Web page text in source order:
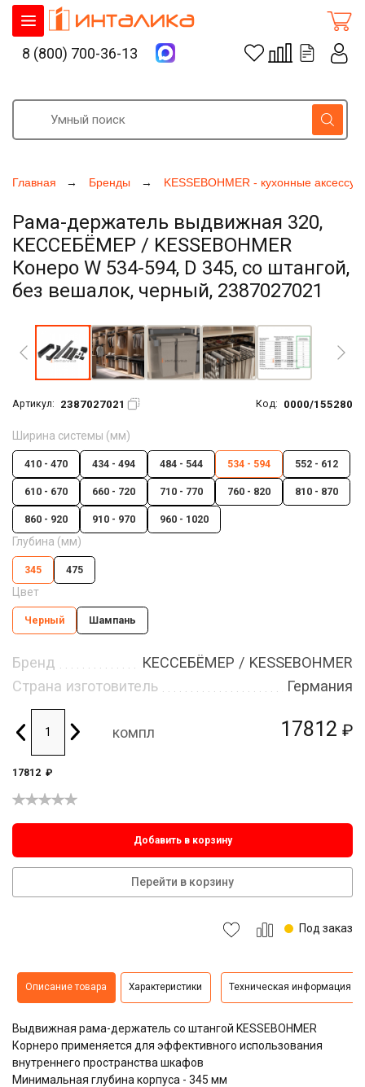
Главная Бренды KESSEBOHMER - кухонные
Рама-держатель выдвижная 320,
КЕССЕБЁМЕР / KESSEBOHMER
Конеро W 534-594, D 345, со штангой,
без вешалок, черный, 2387027021
Артикул: 2387027021 Код: 0000/155280
17812 ₽
Ширина системы (мм)
410 - 470 434 - 494 484 - 544 534 - 594 552 - 612
610 - 670 660 - 720 710 - 770 760 - 820 810 - 870
860 - 920 910 - 970 960 - 1020
Глубина (мм)
345 475
Цвет
Черный Шампань
Бренд
КЕССЕБЁМЕР / KESSEBOHMER
Страна изготовитель
Германия
компл
17812 ₽
Добавить в корзину
Перейти в корзину
Под заказ
Описание товара Характеристики Техническая информация
Выдвижная рама-держатель со штангой KESSEBOHMER
Корнеро применяется для эффективного использования
внутреннего пространства шкафов
Минимальная глубина корпуса - 345 мм
8 (800) 700-36-13